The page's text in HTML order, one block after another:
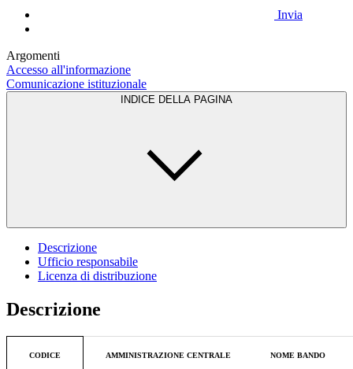
Invia
Argomenti
Accesso all'informazione
Comunicazione istituzionale
INDICE DELLA PAGINA
Descrizione
Ufficio responsabile
Licenza di distribuzione
Descrizione
CODICE AMMINISTRAZIONE CENTRALE NOME BANDO